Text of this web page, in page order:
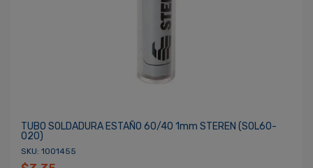
TUBO SOLDADURA ESTAÑO 60/40 1mm STEREN (SOL60-
020)
SKU: 1001455